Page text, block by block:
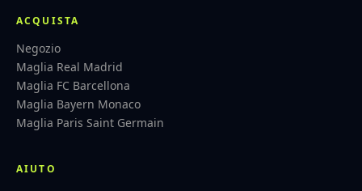
ACQUISTA
Negozio
Maglia Real Madrid
Maglia FC Barcellona
Maglia Bayern Monaco
Maglia Paris Saint Germain
AIUTO